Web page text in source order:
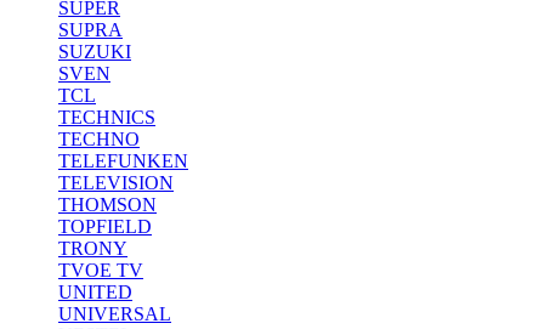
SUPER
SUPRA
SUZUKI
SVEN
TCL
TECHNICS
TECHNO
TELEFUNKEN
TELEVISION
THOMSON
TOPFIELD
TRONY
TVOE TV
UNITED
UNIVERSAL